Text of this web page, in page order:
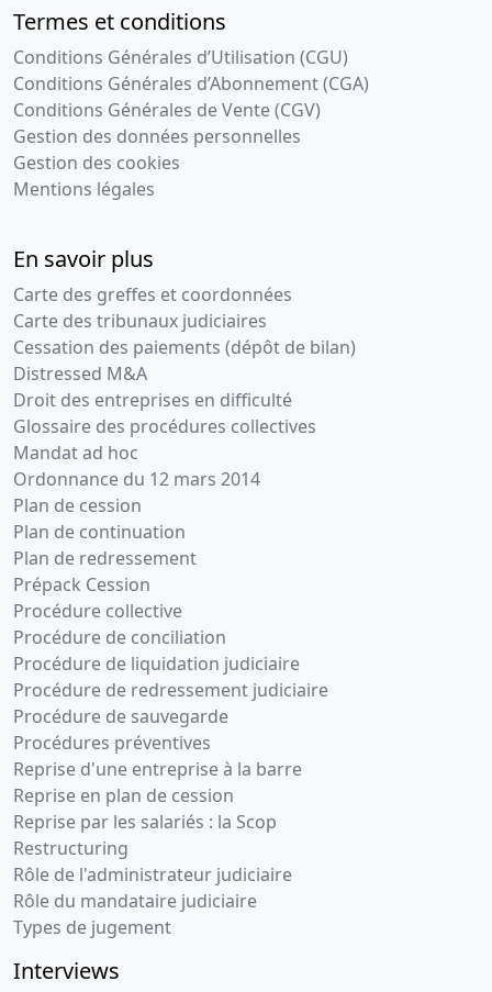
Termes et conditions
Conditions Générales d’Utilisation (CGU)
Conditions Générales d’Abonnement (CGA)
Conditions Générales de Vente (CGV)
Gestion des données personnelles
Gestion des cookies
Mentions légales
En savoir plus
Carte des greffes et coordonnées
Carte des tribunaux judiciaires
Cessation des paiements (dépôt de bilan)
Distressed M&A
Droit des entreprises en difficulté
Glossaire des procédures collectives
Mandat ad hoc
Ordonnance du 12 mars 2014
Plan de cession
Plan de continuation
Plan de redressement
Prépack Cession
Procédure collective
Procédure de conciliation
Procédure de liquidation judiciaire
Procédure de redressement judiciaire
Procédure de sauvegarde
Procédures préventives
Reprise d'une entreprise à la barre
Reprise en plan de cession
Reprise par les salariés : la Scop
Restructuring
Rôle de l'administrateur judiciaire
Rôle du mandataire judiciaire
Types de jugement
Interviews